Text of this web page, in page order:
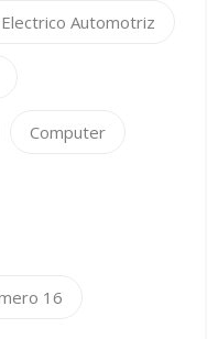
Automotriz
Computer
16